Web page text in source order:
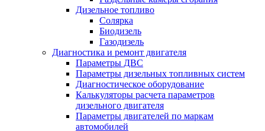
Дизельное топливо
Солярка
Биодизель
Газодизель
Диагностика и ремонт двигателя
Параметры ДВС
Параметры дизельных топливных систем
Диагностическое оборудование
Калькуляторы расчета параметров
дизельного двигателя
Параметры двигателей по маркам
автомобилей